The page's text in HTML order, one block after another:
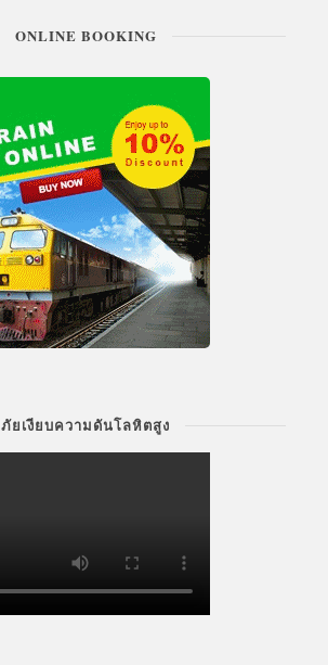
ONLINE BOOKING
ภัยเงียบความดันโลหิตสูง